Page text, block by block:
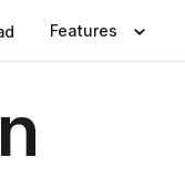
Features